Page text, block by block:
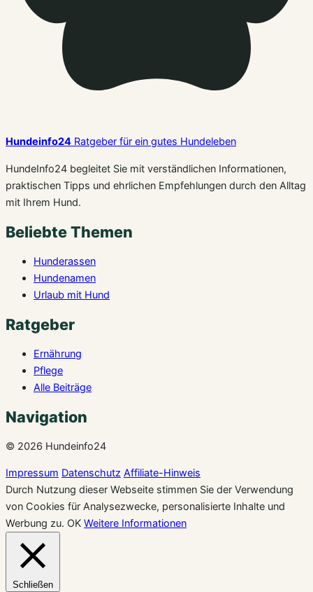
Hundeinfo24 Ratgeber für ein gutes Hundeleben
HundeInfo24 begleitet Sie mit verständlichen Informationen,
praktischen Tipps und ehrlichen Empfehlungen durch den Alltag
mit Ihrem Hund.
Beliebte Themen
Hunderassen
Hundenamen
Urlaub mit Hund
Ratgeber
Ernährung
Pflege
Alle Beiträge
Navigation
© 2026 Hundeinfo24
Impressum Datenschutz Affiliate-Hinweis
Durch Nutzung dieser Webseite stimmen Sie der Verwendung
von Cookies für Analysezwecke, personalisierte Inhalte und
Werbung zu. OK Weitere Informationen
Schließen